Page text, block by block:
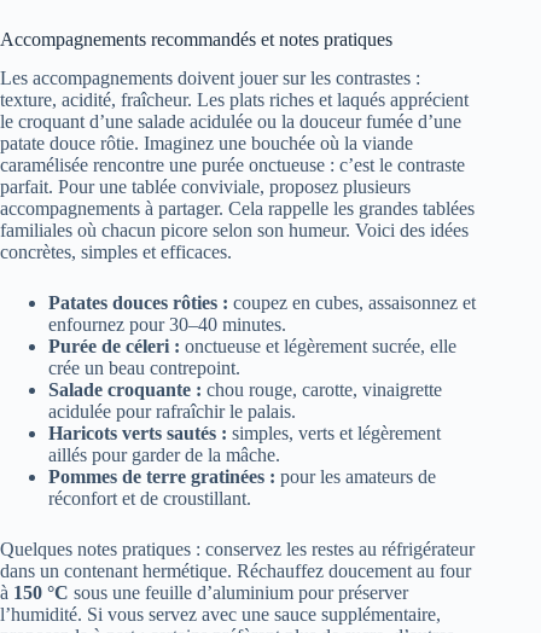
Accompagnements recommandés et notes pratiques
Les accompagnements doivent jouer sur les contrastes :
texture, acidité, fraîcheur. Les plats riches et laqués apprécient
le croquant d’une salade acidulée ou la douceur fumée d’une
patate douce rôtie. Imaginez une bouchée où la viande
caramélisée rencontre une purée onctueuse : c’est le contraste
parfait. Pour une tablée conviviale, proposez plusieurs
accompagnements à partager. Cela rappelle les grandes tablées
familiales où chacun picore selon son humeur. Voici des idées
concrètes, simples et efficaces.
Patates douces rôties : coupez en cubes, assaisonnez et
enfournez pour 30–40 minutes.
Purée de céleri : onctueuse et légèrement sucrée, elle
crée un beau contrepoint.
Salade croquante : chou rouge, carotte, vinaigrette
acidulée pour rafraîchir le palais.
Haricots verts sautés : simples, verts et légèrement
aillés pour garder de la mâche.
Pommes de terre gratinées : pour les amateurs de
réconfort et de croustillant.
Quelques notes pratiques : conservez les restes au réfrigérateur
dans un contenant hermétique. Réchauffez doucement au four
à 150 °C sous une feuille d’aluminium pour préserver
l’humidité. Si vous servez avec une sauce supplémentaire,